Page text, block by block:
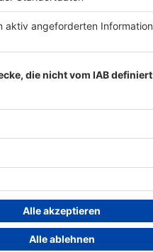
GROUP
BAYERN